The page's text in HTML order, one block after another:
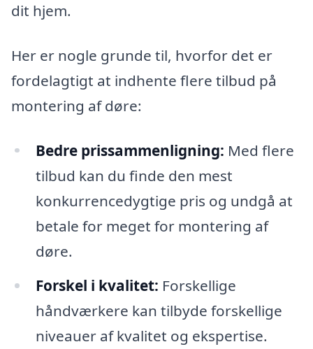
dit hjem.
Her er nogle grunde til, hvorfor det er
fordelagtigt at indhente flere tilbud på
montering af døre:
Bedre prissammenligning: Med flere
tilbud kan du finde den mest
konkurrencedygtige pris og undgå at
betale for meget for montering af
døre.
Forskel i kvalitet: Forskellige
håndværkere kan tilbyde forskellige
niveauer af kvalitet og ekspertise.